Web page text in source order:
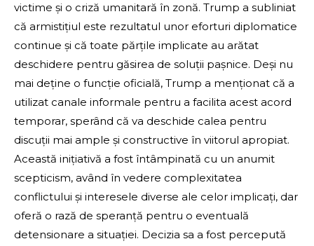
victime și o criză umanitară în zonă. Trump a subliniat
că armistițiul este rezultatul unor eforturi diplomatice
continue și că toate părțile implicate au arătat
deschidere pentru găsirea de soluții pașnice. Deși nu
mai deține o funcție oficială, Trump a menționat că a
utilizat canale informale pentru a facilita acest acord
temporar, sperând că va deschide calea pentru
discuții mai ample și constructive în viitorul apropiat.
Această inițiativă a fost întâmpinată cu un anumit
scepticism, având în vedere complexitatea
conflictului și interesele diverse ale celor implicați, dar
oferă o rază de speranță pentru o eventuală
detensionare a situației. Decizia sa a fost percepută